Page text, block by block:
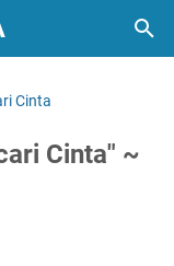
Cinta
Cinta" ~